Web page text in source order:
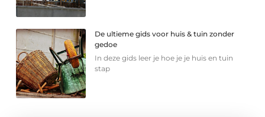
De ultieme gids voor huis & tuin zonder
gedoe
In deze gids leer je hoe je je huis en tuin
stap